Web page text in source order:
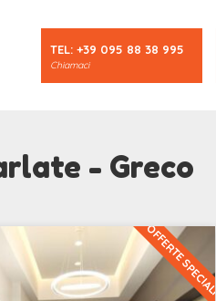
TEL: +39 095 88 38 995
Chiamaci
- Greco
OFFERTE SPECIALI